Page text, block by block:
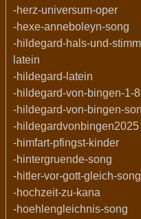
-herz-universum-oper
-hexe-anneboleyn-song
-hildegard-hals-und-
latein
-hildegard-latein
-hildegard-von-bingen-1-8
-hildegard-von-bingen-
-hildegardvonbingen2025
-himfart-pfingst-kinder
-hintergruende-song
-hitler-vor-gott-gleich-song
-hochzeit-zu-kana
-hoehlengleichnis-song